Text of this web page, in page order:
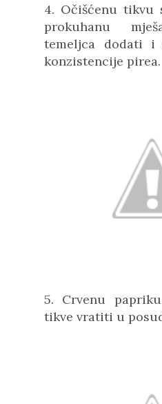
4. Očišćenu tikvu
prokuhanu
temeljca dodati i
konzistencije pirea.
5. Crvenu
tikve vratiti u